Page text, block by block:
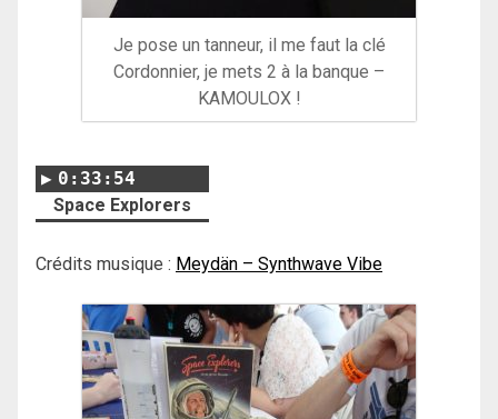
Je pose un tanneur, il me faut la clé
Cordonnier, je mets 2 à la banque –
KAMOULOX !
0:33:54
Space Explorers
Crédits musique : Meydän – Synthwave Vibe